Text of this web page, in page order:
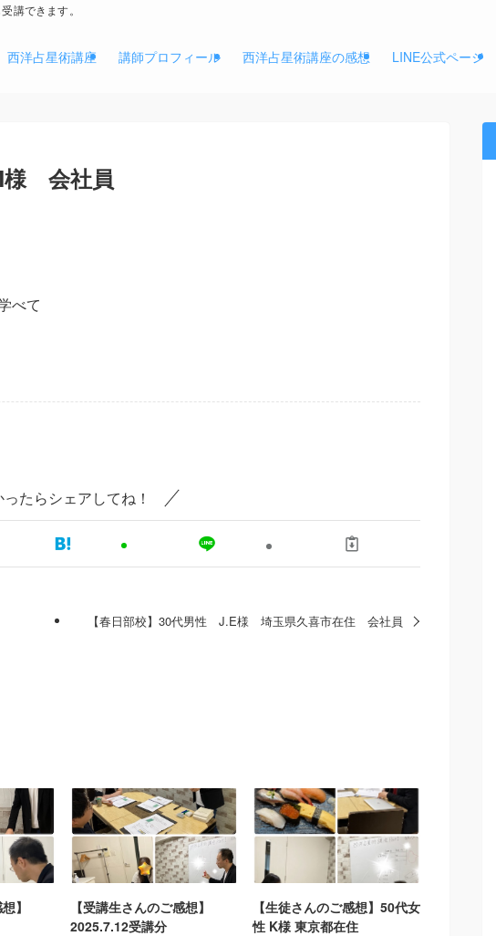
講できます。
西洋占星術講座 講師プロフィール 西洋占星術講座の感想 LINE公式ページ
様 会社員
べて
ったらシェアしてね！
【春日部校】30代男性 J.E様 埼玉県久喜市在住 会社員
】
【受講生さんのご感想】
2025.7.12受講分
【生徒さんのご感想】50代女
性 K様 東京都在住